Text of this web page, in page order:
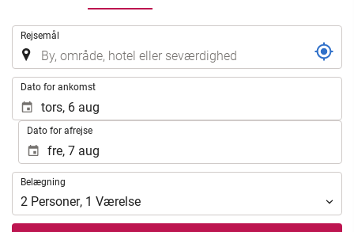
Rejsemål
Dato for ankomst
Dato for afrejse
Belægning
Belægning
2 Personer, 1 Værelse